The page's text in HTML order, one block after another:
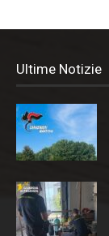
Ultime Notizie